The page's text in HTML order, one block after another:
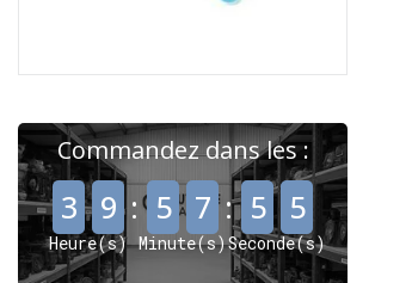
Commandez dans les :
3 9 :
Heure(s)
, 5 7 :
Minute(s)
, 5 4
Seconde(s)